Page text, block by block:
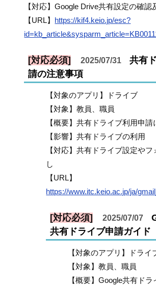
【対応】Google Drive共有設定の確認
【URL】 https://kif4.keio.jp/esc?
[対応必須] 2025/07/31
共有
請の注意事項
【対象のアプリ】ドライブ
【対象】教員、職員
【概要】共有ドライブ利用申
【影響】共有ドライブの利用
【対応】共有ドライブ設定や
し
【URL】
https://www.itc.keio.ac.jp/ja/
[対応必須] 2025/07/07
共有ドライブ申請ガイド
【対象のアプリ】ドライ
【対象】教員、職員
【概要】Google共有ド